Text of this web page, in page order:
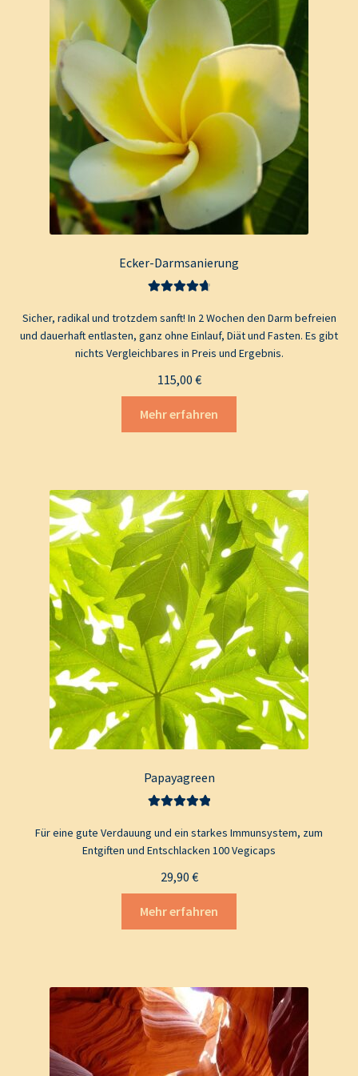
Ecker-Darmsanierung
4.80von 5
Sicher, radikal und trotzdem sanft! In 2 Wochen den Darm befreien
und dauerhaft entlasten, ganz ohne Einlauf, Diät und Fasten. Es gibt
nichts Vergleichbares in Preis und Ergebnis.
115,00 €
Mehr erfahren
Papayagreen
5.00von 5
Für eine gute Verdauung und ein starkes Immunsystem, zum
Entgiften und Entschlacken 100 Vegicaps
29,90 €
Mehr erfahren